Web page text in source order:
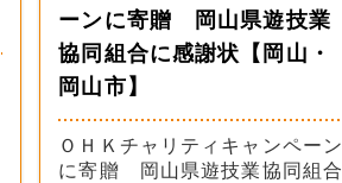
ーンに寄贈 岡山県遊技業
協同組合に感謝状【岡山・
岡山市】
ＯＨＫチャリティキャンペーン
に寄贈 岡山県遊技業協同組合